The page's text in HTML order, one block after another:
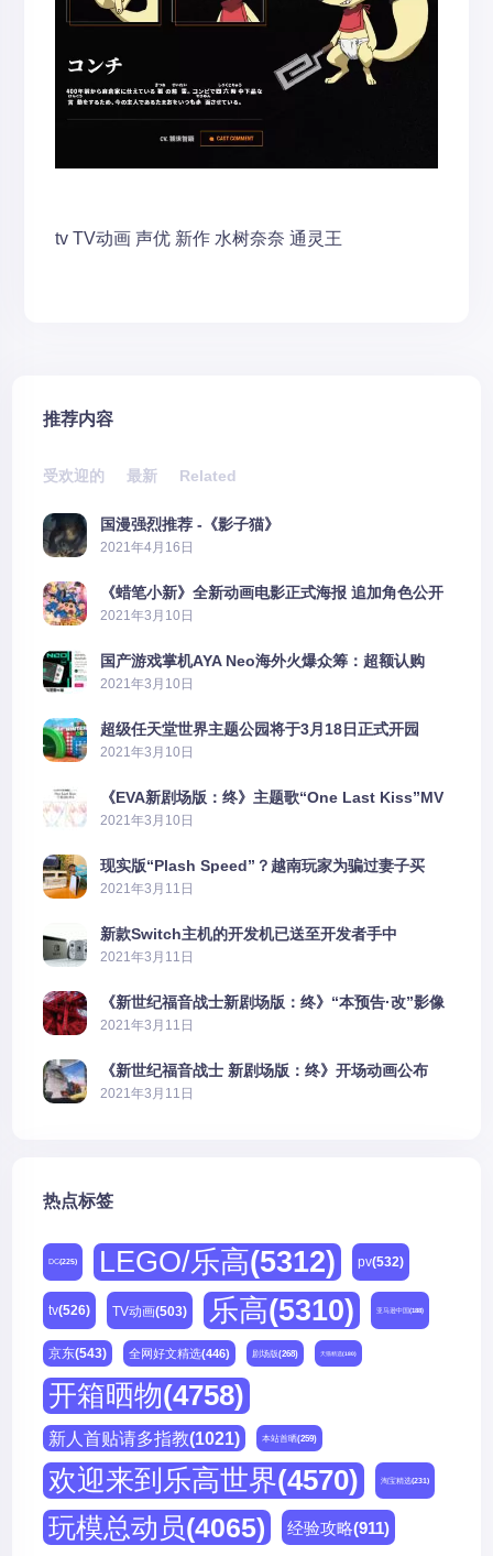
tv TV动画 声优 新作 水树奈奈 通灵王
推荐内容
受欢迎的 最新 Related
国漫强烈推荐 -《影子猫》
2021年4月16日
《蜡笔小新》全新动画电影正式海报 追加角色公开
2021年3月10日
国产游戏掌机AYA Neo海外火爆众筹：超额认购
2606%
2021年3月10日
超级任天堂世界主题公园将于3月18日正式开园
2021年3月10日
《EVA新剧场版：终》主题歌“One Last Kiss”MV
公布
2021年3月10日
现实版“Plash Speed”？越南玩家为骗过妻子买
PS5上演好戏
2021年3月11日
新款Switch主机的开发机已送至开发者手中
2021年3月11日
《新世纪福音战士新剧场版：终》“本预告·改”影像
公开
2021年3月11日
《新世纪福音战士 新剧场版：终》开场动画公布
2021年3月11日
热点标签
DC(225) LEGO/乐高(5312) pv(532)
tv(526) TV动画(503) 乐高(5310) 亚马逊中国(188)
京东(543) 全网好文精选(446) 剧场版(268) 天猫精选(180)
开箱晒物(4758)
新人首贴请多指教(1021) 本站首晒(259)
欢迎来到乐高世界(4570) 淘宝精选(231)
玩模总动员(4065) 经验攻略(911)